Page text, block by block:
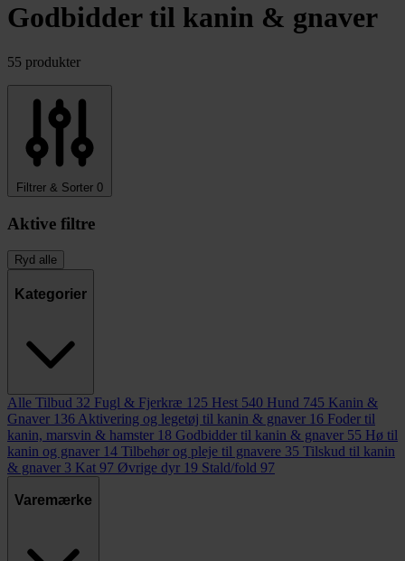
Godbidder til kanin & gnaver
55 produkter
Filtrer & Sorter 0
Aktive filtre
Ryd alle
Kategorier
Alle Tilbud 32 Fugl & Fjerkræ 125 Hest 540 Hund 745 Kanin &
Gnaver 136 Aktivering og legetøj til kanin & gnaver 16 Foder til
kanin, marsvin & hamster 18 Godbidder til kanin & gnaver 55 Hø til
kanin og gnaver 14 Tilbehør og pleje til gnavere 35 Tilskud til kanin
& gnaver 3 Kat 97 Øvrige dyr 19 Stald/fold 97
Varemærke